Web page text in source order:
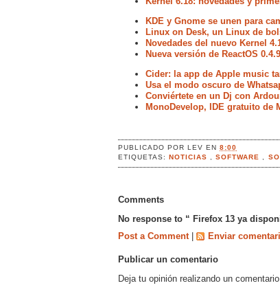
KDE y Gnome se unen para
Linux on Desk, un Linux de
Novedades del nuevo Kernel
Nueva versión de ReactOS 0.4.9
Cider: la app de Apple music
Usa el modo oscuro de
Conviértete en un Dj con
MonoDevelop, IDE gratuito de
PUBLICADO PORLEVEN8:00
ETIQUETAS:NOTICIAS ,SOFTWARE
Comments
No response to “ Firefox 13 ya
Post a Comment
Enviar
Publicar un comentario
Deja tu opinión realizando un